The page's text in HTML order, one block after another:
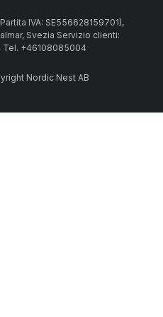
IVA: SE556628159701),
Svezia Servizio clienti:
Tel. +46108085004
Nordic Nest AB